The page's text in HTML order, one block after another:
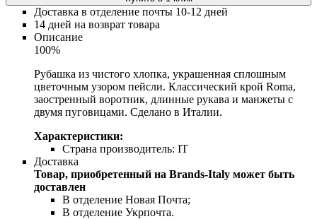
Доставка в отделение почты 10-12 дней
14 дней на возврат товара
Описание
100%
Рубашка из чистого хлопка, украшенная сплошным
цветочным узором пейсли. Классический крой Roma,
заостренный воротник, длинные рукава и манжеты с
двумя пуговицами. Сделано в Италии.
Характеристики:
Страна производитель: IT
Доставка
Товар, приобретенный на Brands-Italy может быть
доставлен
В отделение Новая Почта;
В отделение Укрпочта.